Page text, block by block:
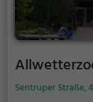
Sentruper Straße,